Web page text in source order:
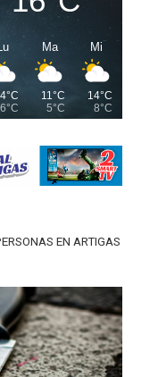
Lu
6°C
Ma
11°C
5°C
Mi
14°C
8°C
EN ARTIGAS